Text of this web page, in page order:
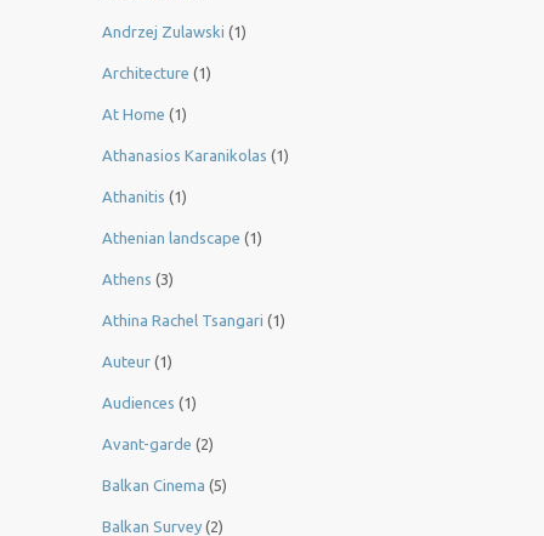
Andrzej Zulawski (1)
Architecture (1)
At Home (1)
Athanasios Karanikolas (1)
Athanitis (1)
Athenian landscape (1)
Athens (3)
Athina Rachel Tsangari (1)
Auteur (1)
Audiences (1)
Avant-garde (2)
Balkan Cinema (5)
Balkan Survey (2)